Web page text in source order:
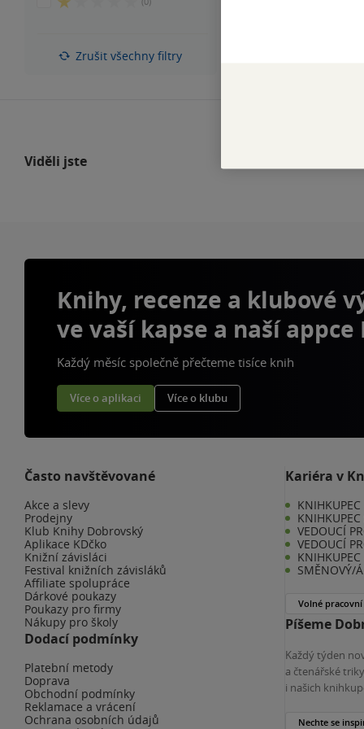
5
Zrušit všechny filtry
Viděli jste
Knihy, recenze a klubové
ve vaší kapse a naší appce
Každý měsíc společně přečteme tisíce knih
Více o aplikaci Více o klubu
Často navštěvované
Akce a slevy
Prodejny
Klub Knihy Dobrovský
Aplikace KDčko
Knižní závisláci
Festival knižních závisláků
Affiliate spolupráce
Dárkové poukazy
Poukazy pro firmy
Nákupy pro školy
Dodací podmínky
Platební metody
Doprava
Obchodní podmínky
Reklamace a vrácení
Ochrana osobních údajů
Kariéra v
KNIHKUPEC
VEDOUCÍ
VEDOUCÍ
SMĚNOVÝ/
Volné pracovní
Píšeme
Každý týden
a čtenářské
i našich
Nechte se